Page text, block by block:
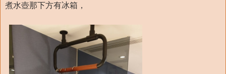
煮水壺那下方有冰箱，